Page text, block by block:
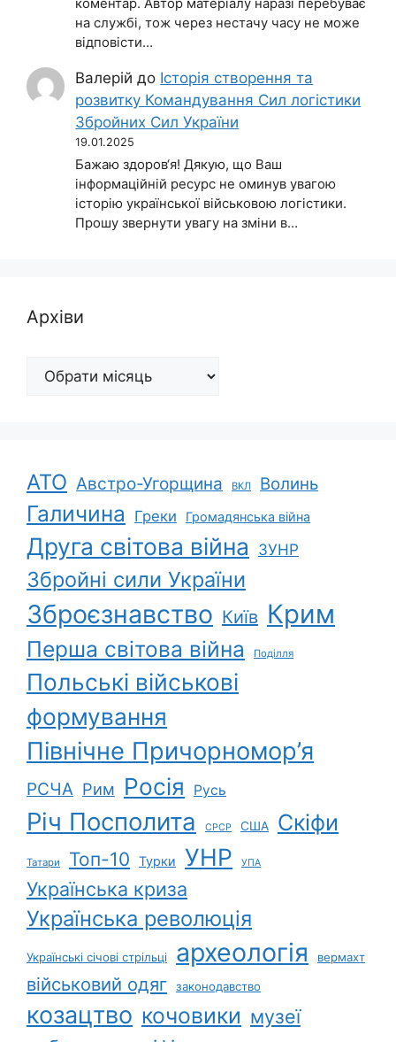
коментар. Автор матеріалу наразі перебуває
на службі, тож через нестачу часу не може
відповісти…
Валерій до Історія створення та
розвитку Командування Сил логістики
Збройних Сил України
19.01.2025
Бажаю здоров‘я! Дякую, що Ваш
інформаційній ресурс не оминув увагою
історію української військовою логістики.
Прошу звернути увагу на зміни в…
Архіви
Архіви
АТО Австро-Угорщина ВКЛ Волинь
Галичина Греки Громадянська війна
Друга світова війна ЗУНР
Збройні сили України
Зброєзнавство Київ Крим
Перша світова війна Поділля
Польські військові
формування
Північне Причорномор’я
РСЧА Рим Росія Русь
Річ Посполита СРСР США Скіфи
Татари Топ-10 Турки УНР УПА
Українська криза
Українська революція
Українські січові стрільці археологія вермахт
військовий одяг законодавство
козацтво кочовики музеї